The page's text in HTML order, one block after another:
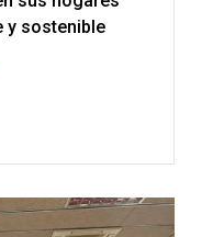
y sostenible